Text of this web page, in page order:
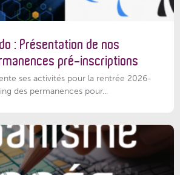
: Présentation de nos
pré-inscriptions
ses activités pour la rentrée 2026-
des permanences pour...